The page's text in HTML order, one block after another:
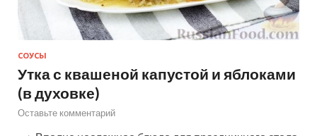
СОУСЫ
Утка с квашеной капустой и яблоками
(в духовке)
Оставьте комментарий